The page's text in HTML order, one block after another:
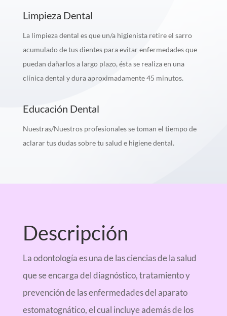
Limpieza Dental
La limpieza dental es que un/a higienista retire el sarro
acumulado de tus dientes para evitar enfermedades que
puedan dañarlos a largo plazo, ésta se realiza en una
clínica dental y dura aproximadamente 45 minutos.
Educación Dental
Nuestras/Nuestros profesionales se toman el tiempo de
aclarar tus dudas sobre tu salud e higiene dental.
Descripción
La odontología es una de las ciencias de la salud
que se encarga del diagnóstico, tratamiento y
prevención de las enfermedades del aparato
estomatognático, el cual incluye además de los